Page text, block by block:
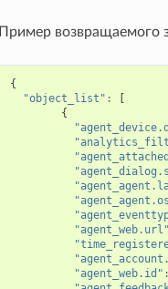
Пример возвращаемого
{
"object_list" :
[
{
"agent_web.url"
"agent_web.id" :